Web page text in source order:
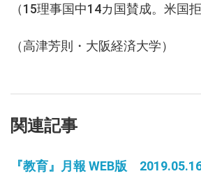
（15理事国中14カ国賛成。米国
（高津芳則・大阪経済大学）
関連記事
『教育』月報 WEB版